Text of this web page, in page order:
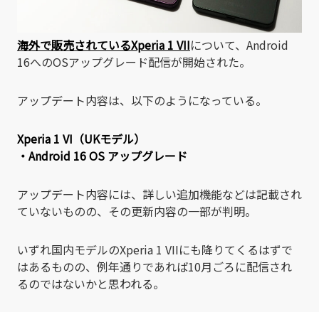
海外で販売されているXperia 1 VIIについて、Android
16へのOSアップグレード配信が開始された。
アップデート内容は、以下のようになっている。
Xperia 1 VI（UKモデル）
・Android 16 OS アップグレード
アップデート内容には、詳しい追加機能などは記載され
ていないものの、その更新内容の一部が判明。
いずれ国内モデルのXperia 1 VIIにも降りてくるはずで
はあるものの、例年通りであれば10月ごろに配信され
るのではないかと思われる。